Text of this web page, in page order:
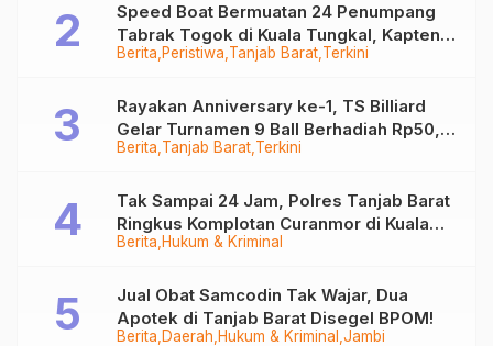
Berita Peristiwa Tanjab Barat Terkini
Speed Boat Bermuatan 24 Penumpang
Tabrak Togok di Kuala Tungkal, Kapten
Sempat Hilang
Berita Tanjab Barat Terkini
Rayakan Anniversary ke-1, TS Billiard
Gelar Turnamen 9 Ball Berhadiah Rp50,8
Juta
Berita Hukum & Kriminal
Tak Sampai 24 Jam, Polres Tanjab Barat
Ringkus Komplotan Curanmor di Kuala
Tungkal
Berita Daerah Hukum & Kriminal Jambi
Jual Obat Samcodin Tak Wajar, Dua
Apotek di Tanjab Barat Disegel BPOM!